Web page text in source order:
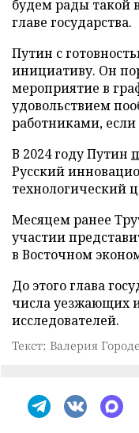
будем рады такой
главе государства.
Путин с
инициативу. Он
мероприятие в
удовольствием
работниками, если
В 2024 году Путин
Русский
технологический
Месяцем ранее
участии
в Восточном
До этого глава
числа уезжающих
исследователей.
Текст: Валерия